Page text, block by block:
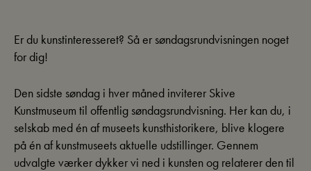
Er du kunstinteresseret? Så er søndagsrundvisningen noget
for dig!
Den sidste søndag i hver måned inviterer Skive
Kunstmuseum til offentlig søndagsrundvisning. Her kan du, i
selskab med én af museets kunsthistorikere, blive klogere
på én af kunstmuseets aktuelle udstillinger. Gennem
udvalgte værker dykker vi ned i kunsten og relaterer den til